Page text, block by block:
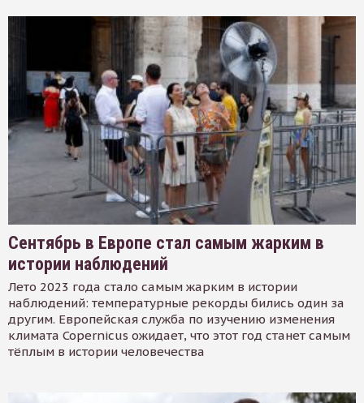
Сентябрь в Европе стал самым жарким в
истории наблюдений
Лето 2023 года стало самым жарким в истории
наблюдений: температурные рекорды бились один за
другим. Европейская служба по изучению изменения
климата Copernicus ожидает, что этот год станет самым
тёплым в истории человечества